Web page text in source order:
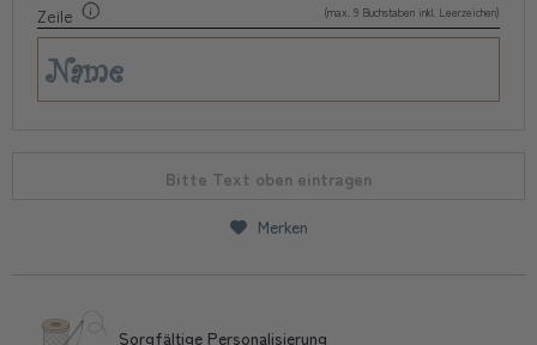
Zeile (max. 9 Buchstaben inkl. Leerzeichen)
Bitte Text oben eintragen
Merken
Sorgfältige Personalisierung